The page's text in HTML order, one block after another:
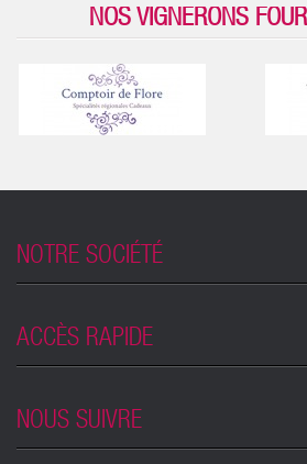
NOS VIGNERONS
NOTRE SOCIÉTÉ
ACCÈS RAPIDE
NOUS SUIVRE